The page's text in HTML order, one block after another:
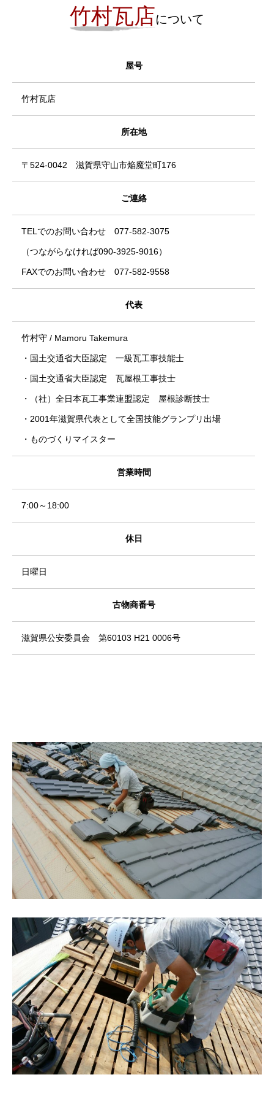
竹村瓦店について
屋号
竹村瓦店
所在地
〒524-0042 滋賀県守山市焔魔堂町176
ご連絡
TELでのお問い合わせ 077-582-3075
（つながらなければ090-3925-9016）
FAXでのお問い合わせ 077-582-9558
代表
竹村守 / Mamoru Takemura
・国土交通省大臣認定 一級瓦工事技能士
・国土交通省大臣認定 瓦屋根工事技士
・（社）全日本瓦工事業連盟認定 屋根診断技士
・2001年滋賀県代表として全国技能グランプリ出場
・ものづくりマイスター
営業時間
7:00～18:00
休日
日曜日
古物商番号
滋賀県公安委員会 第60103 H21 0006号